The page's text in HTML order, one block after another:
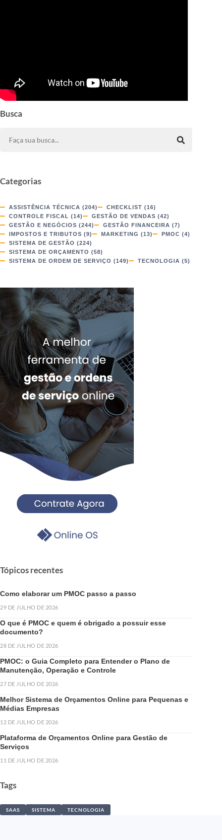
Busca
Categorias
ASSISTÊNCIA TÉCNICA (204) CHECKLIST (16)
CONTROLE FISCAL (14) GESTÃO DE VENDAS (42)
GESTÃO E NEGÓCIOS (244) GESTÃO FINANCEIRA (7)
IMPOSTOS E TRIBUTOS (9) MARKETING (13) PMOC (4)
SISTEMA DE GESTÃO (224)
SISTEMA DE ORÇAMENTO (58)
SISTEMA DE ORDEM DE SERVIÇO (149) TECNOLOGIA (5)
Tópicos recentes
Como elaborar um PMOC passo a passo
29 DE JULHO DE 2026
O que é PMOC e quem é obrigado a possuir esse
documento?
28 DE JULHO DE 2026
PMOC: o Guia Completo para Entender o Plano de
Manutenção, Operação e Controle
27 DE JULHO DE 2026
Melhor Sistema de Orçamentos Online para Pequenas e
Médias Empresas
12 DE JULHO DE 2026
Plataforma de Orçamentos Online para Gestão de
Serviços
11 DE JULHO DE 2026
Tags
SAAS SISTEMA TECNOLOGIA